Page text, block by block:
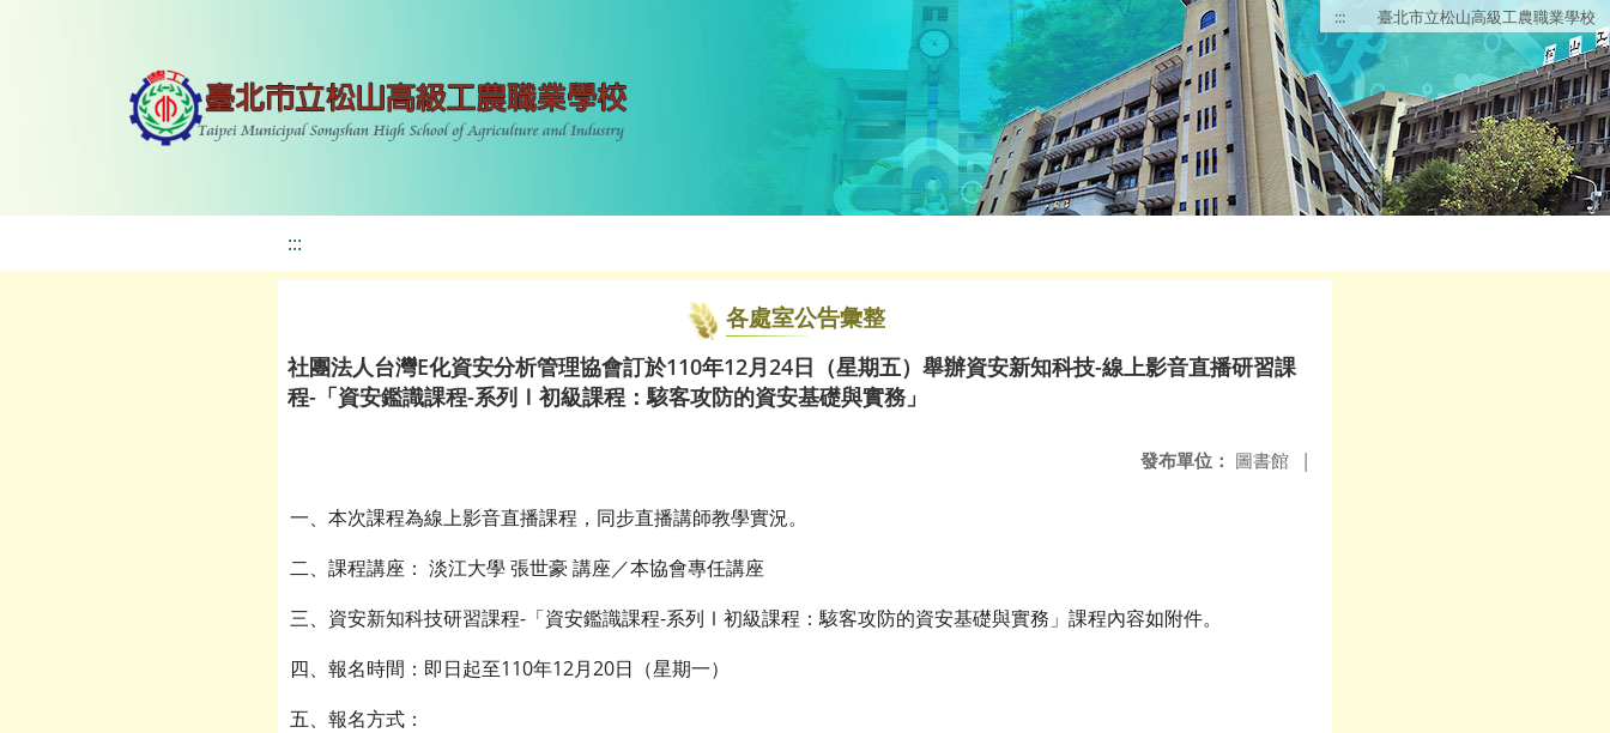
::: 臺北市立松山高級工農職業學校
:::
各處室公告彙整
社團法人台灣E化資安分析管理協會訂於110年12月24日（星期五）舉辦資安新知科技-線上影音直播研習課
程-「資安鑑識課程-系列Ⅰ初級課程：駭客攻防的資安基礎與實務」
發布單位： 圖書館 |
一、本次課程為線上影音直播課程，同步直播講師教學實況。
二、課程講座： 淡江大學 張世豪 講座／本協會專任講座
三、資安新知科技研習課程-「資安鑑識課程-系列Ⅰ初級課程：駭客攻防的資安基礎與實務」課程內容如附件。
四、報名時間：即日起至110年12月20日（星期一）
五、報名方式：